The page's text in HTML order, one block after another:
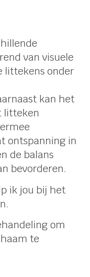
van visuele
littekens onder
kan het
litteken
ontspanning in
de balans
bevorderen.
ik jou bij het
om
te